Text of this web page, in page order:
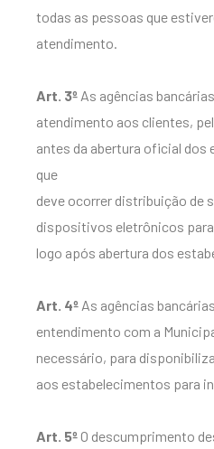
todas as pessoas que
atendimento.
Art. 3º As agências
atendimento aos clientes,
antes da abertura oficial dos
que
deve ocorrer distribuição de
dispositivos eletrônicos
logo após abertura dos
Art. 4º As agências
entendimento com a
necessário, para
aos estabelecimentos para
Art. 5º O descumprimento